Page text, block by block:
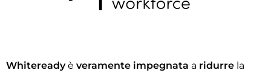
Whitereadyè veramente impegnata a ridurre la